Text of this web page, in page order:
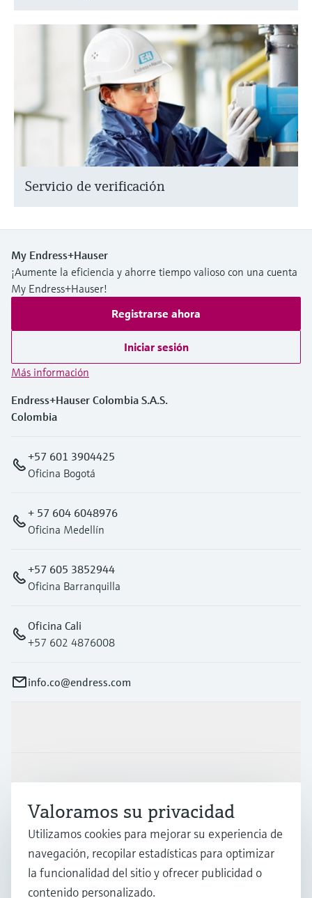
Servicio de verificación
My Endress+Hauser
¡Aumente la eficiencia y ahorre tiempo valioso con una cuenta
My Endress+Hauser!
Registrarse ahora
Iniciar sesión
Más información
Endress+Hauser Colombia S.A.S.
Colombia
+57 601 3904425
Oficina Bogotá
+ 57 604 6048976
Oficina Medellín
+57 605 3852944
Oficina Barranquilla
Oficina Cali
+57 602 4876008
info.co@endress.com
Soporte
Compañía
Valoramos su privacidad
Utilizamos cookies para mejorar su experiencia de
navegación, recopilar estadísticas para optimizar
la funcionalidad del sitio y ofrecer publicidad o
contenido personalizado.